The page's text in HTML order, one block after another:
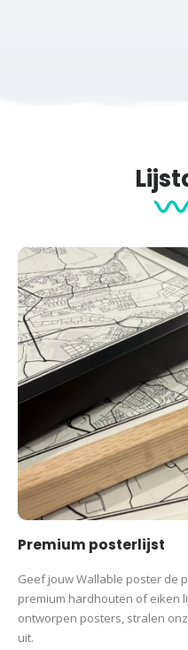
Premium posterlijst
Geef jouw Wallable poster de
premium hardhouten of eiken
ontworpen posters, stralen
uit.